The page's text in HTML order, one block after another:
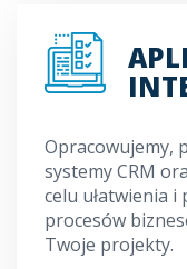
Opracowujemy,
systemy CRM
celu ułatwienia
procesów
Twoje projekty.